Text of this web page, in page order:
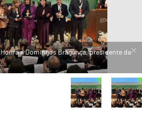
Honra a Domingos Bragança, presidente da